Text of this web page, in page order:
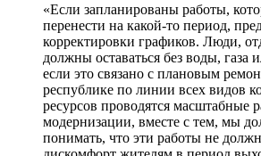
«Если запланированы работы,
перенести на какой-то период,
корректировки графиков. Люди,
должны оставаться без воды, газа
если это связано с плановым
республике по линии всех видов
ресурсов проводятся масштабные
модернизации, вместе с тем, мы
понимать, что эти работы не